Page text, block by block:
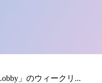
」のウィークリ...